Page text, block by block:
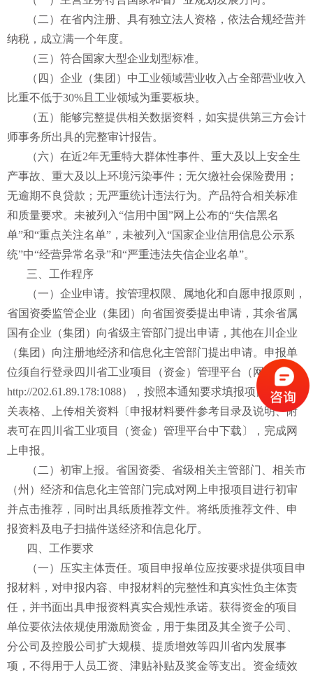
（二）在省内注册、具有独立法人资格，依法合规经营并
纳税，成立满一个年度。
（三）符合国家大型企业划型标准。
（四）企业（集团）中工业领域营业收入占全部营业收入
比重不低于30%且工业领域为重要板块。
（五）能够完整提供相关数据资料，如实提供第三方会计
师事务所出具的完整审计报告。
（六）在近2年无重特大群体性事件、重大及以上安全生
产事故、重大及以上环境污染事件；无欠缴社会保险费用；
无逾期不良贷款；无严重统计违法行为。产品符合相关标准
和质量要求。未被列入“信用中国”网上公布的“失信黑名
单”和“重点关注名单”，未被列入“国家企业信用信息公示系
统”中“经营异常名录”和“严重违法失信企业名单”。
三、工作程序
（一）企业申请。按管理权限、属地化和自愿申报原则，
省国资委监管企业（集团）向省国资委提出申请，其余省属
国有企业（集团）向省级主管部门提出申请，其他在川企业
（集团）向注册地经济和信息化主管部门提出申请。申报单
位须自行登录四川省工业项目（资金）管理平台（网址：
http://202.61.89.178:1088），按照本通知要求填报项目申报相
关表格、上传相关资料〔申报材料要件参考目录及说明、附
表可在四川省工业项目（资金）管理平台中下载〕，完成网
上申报。
（二）初审上报。省国资委、省级相关主管部门、相关市
（州）经济和信息化主管部门完成对网上申报项目进行初审
并点击推荐，同时出具纸质推荐文件。将纸质推荐文件、申
报资料及电子扫描件送经济和信息化厅。
四、工作要求
（一）压实主体责任。项目申报单位应按要求提供项目申
报材料，对申报内容、申报材料的完整性和真实性负主体责
任，并书面出具申报资料真实合规性承诺。获得资金的项目
单位要依法依规使用激励资金，用于集团及其全资子公司、
分公司及控股公司扩大规模、提质增效等四川省内发展事
项，不得用于人员工资、津贴补贴及奖金等支出。资金绩效